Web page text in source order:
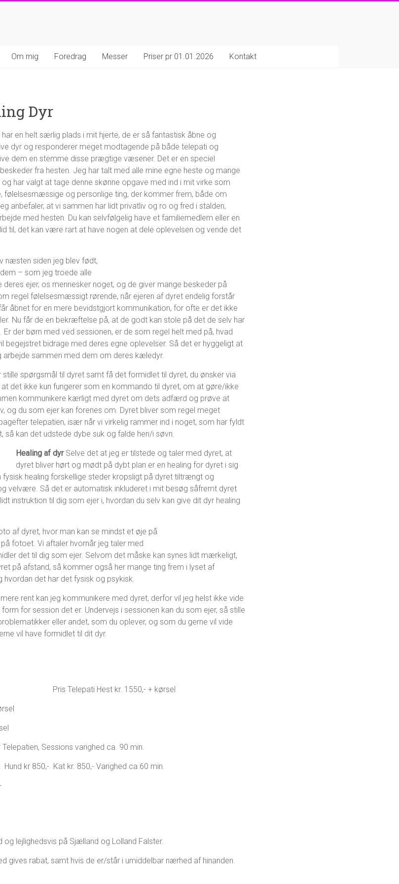
Om mig Foredrag Messer Priser pr 01.01.2026 Kontakt
Dyr
har en helt særlig plads i mit hjerte, de er så fantastisk åbne og
dyr og responderer meget modtagende på både telepati og
dem en stemme disse prægtige væsener. Det er en speciel
fra hesten. Jeg har talt med alle mine egne heste og mange
har valgt at tage denne skønne opgave med ind i mit virke som
følelsesmæssige og personlige ting, der kommer frem, både om
anbefaler, at vi sammen har lidt privatliv og ro og fred i stalden,
med hesten. Du kan selvfølgelig have et familiemedlem eller en
til, det kan være rart at have nogen at dele oplevelsen og vende det
næsten siden jeg blev født,
– som jeg troede alle
deres ejer, os mennesker noget, og de giver mange beskeder på
regel følelsesmæssigt rørende, når ejeren af dyret endelig forstår
åbnet for en mere bevidstgjort kommunikation, for ofte er det ikke
Nu får de en bekræftelse på, at de godt kan stole på det de selv har
der børn med ved sessionen, er de som regel helt med på, hvad
begejstret bidrage med deres egne oplevelser. Så det er hyggeligt at
arbejde sammen med dem om deres kæledyr.
stille spørgsmål til dyret samt få det formidlet til dyret, du ønsker via
det ikke kun fungerer som en kommando til dyret, om at gøre/ikke
kommunikere kærligt med dyret om dets adfærd og prøve at
og du som ejer kan forenes om. Dyret bliver som regel meget
telepatien, især når vi virkelig rammer ind i noget, som har fyldt
så kan det udstede dybe suk og falde hen/i søvn.
Healing af dyr Selve det at jeg er tilstede og taler med dyret, at
dyret bliver hørt og mødt på dybt plan er en healing for dyret i sig
fysisk healing forskellige steder kropsligt på dyret tiltrængt og
velvære. Så det er automatisk inkluderet i mit besøg såfremt dyret
instruktion til dig som ejer i, hvordan du selv kan give dit dyr healing
af dyret, hvor man kan se mindst et øje på
fotoet. Vi aftaler hvornår jeg taler med
det til dig som ejer. Selvom det måske kan synes lidt mærkeligt,
på afstand, så kommer også her mange ting frem i lyset af
det har det fysisk og psykisk.
rent kan jeg kommunikere med dyret, derfor vil jeg helst ikke vide
for session det er. Undervejs i sessionen kan du som ejer, så stille
eller andet, som du oplever, og som du gerne vil vide
vil have formidlet til dit dyr.
Pris Telepati Hest kr. 1550,- + kørsel
Sessions varighed ca. 90 min.
kr 850,- Kat kr. 850,- Varighed ca 60 min.
lejlighedsvis på Sjælland og Lolland Falster.
gives rabat, samt hvis de er/står i umiddelbar nærhed af hinanden.